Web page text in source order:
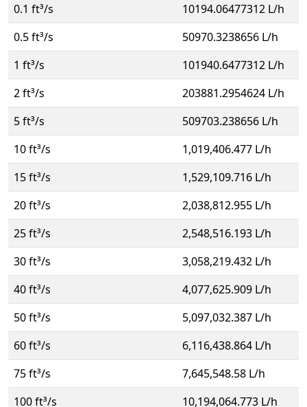
0.1 ft³/s
10194.06477312 L/h
0.5 ft³/s
50970.3238656 L/h
1 ft³/s
101940.6477312 L/h
2 ft³/s
203881.2954624 L/h
5 ft³/s
509703.238656 L/h
10 ft³/s
1,019,406.477 L/h
15 ft³/s
1,529,109.716 L/h
20 ft³/s
2,038,812.955 L/h
25 ft³/s
2,548,516.193 L/h
30 ft³/s
3,058,219.432 L/h
40 ft³/s
4,077,625.909 L/h
50 ft³/s
5,097,032.387 L/h
60 ft³/s
6,116,438.864 L/h
75 ft³/s
7,645,548.58 L/h
100 ft³/s
10,194,064.773 L/h